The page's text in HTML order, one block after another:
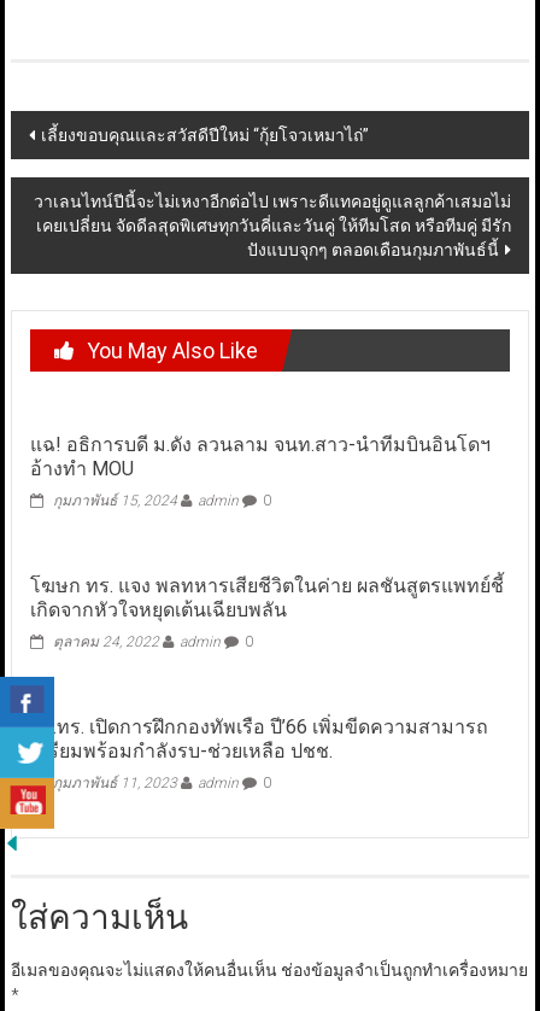
Post
navigation
เลี้ยงขอบคุณและสวัสดีปีใหม่ “กุ้ยโจวเหมาไถ่”
วาเลนไทน์ปีนี้จะไม่เหงาอีกต่อไป เพราะดีแทคอยู่ดูแลลูกค้าเสมอไม่
เคยเปลี่ยน จัดดีลสุดพิเศษทุกวันคี่และวันคู่ ให้ทีมโสด หรือทีมคู่ มีรัก
ปังแบบจุกๆ ตลอดเดือนกุมภาพันธ์นี้
You May Also Like
แฉ! อธิการบดี ม.ดัง ลวนลาม จนท.สาว-นำทีมบินอินโดฯ
อ้างทำ MOU
กุมภาพันธ์ 15, 2024 admin 0
โฆษก ทร. แจง พลทหารเสียชีวิตในค่าย ผลชันสูตรแพทย์ชี้
เกิดจากหัวใจหยุดเต้นเฉียบพลัน
ตุลาคม 24, 2022 admin 0
ผบ.ทร. เปิดการฝึกกองทัพเรือ ปี’66 เพิ่มขีดความสามารถ
เตรียมพร้อมกำลังรบ-ช่วยเหลือ ปชช.
กุมภาพันธ์ 11, 2023 admin 0
ใส่ความเห็น
อีเมลของคุณจะไม่แสดงให้คนอื่นเห็น ช่องข้อมูลจำเป็นถูกทำเครื่องหมาย
*